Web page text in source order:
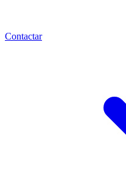
Contactar